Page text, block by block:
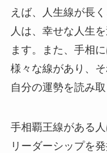
えば、人生線が長
人は、幸せな人生
ます。また、手相
様々な線があり、
自分の運勢を読み
手相覇王線がある
リーダーシップを